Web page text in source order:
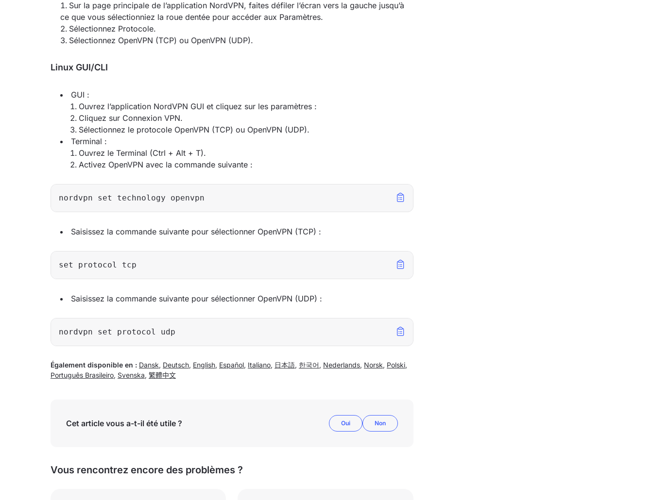
Sur la page principale de l’application NordVPN, faites défiler l’écran vers la gauche jusqu’à
ce que vous sélectionniez la roue dentée pour accéder aux Paramètres.
Sélectionnez Protocole.
Sélectionnez OpenVPN (TCP) ou OpenVPN (UDP).
Linux GUI/CLI
GUI :
Ouvrez l’application NordVPN GUI et cliquez sur les paramètres :
Cliquez sur Connexion VPN.
Sélectionnez le protocole OpenVPN (TCP) ou OpenVPN (UDP).
Terminal :
Ouvrez le Terminal (Ctrl + Alt + T).
Activez OpenVPN avec la commande suivante :
Saisissez la commande suivante pour sélectionner OpenVPN (TCP) :
Saisissez la commande suivante pour sélectionner OpenVPN (UDP) :
Également disponible en : Dansk, Deutsch, English, Español, Italiano, 日本語, 한국어 , Nederlands, Norsk, Polski,
Português Brasileiro, Svenska, 繁體中文
Cet article vous a-t-il été utile ? Oui Non
Vous rencontrez encore des problèmes ?